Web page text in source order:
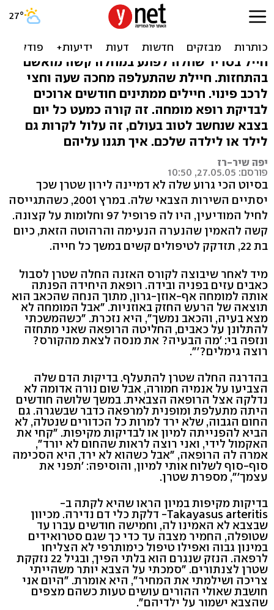
תחקיר: חיילים מתלוננים על
כאבים, צה"ל מתעלם
חייל בסדיר שחלה לפתע במחלה קשה מואשם
בהתחזות. חיילת שהתעלפה מחכה שעה וחצי
לרכב פינוי. חיילים ממתינים חודשים ארוכים
לבדיקת רופא מומחה. זה קורה כמעט כל יום
בצבא שנחשב לטוב בעולם, זה עלול לקרות גם
לילד או לילדה שלכם. איך תגנו עליהם
יפה שיר-רז
פורסם: 27.05.05, 10:50
בסיוט הכי גרוע שלה לא דמיינה לירון שטרן שכך
יסתיים השירות הצבאי שלה. במרץ 2001, כשהתגייסה
לחיל המודיעין, היו לה פרופיל 97 וחלומות על קצונה.
קשה להאמין שהנערה הנעימה והרהוטה הזאת, כיום
בת 22, תזדקק לטיפולים קשים במשך כל חייה.
מיד לאחר שיבוצה לקורס האזנה החלה שטרן לסבול
כאבים עזים בפניה ובידה. רופאת היחידה הפנתה
אותה למומחה אף-אוזן-גרון, מתוך הנחה שהכאב הוא
תוצאה של הרעש החזק באוזניות. "אבל המומחה לא
מצא בעיה, והכאב נמשך", היא נזכרת. "כשהמשכתי
להתלונן על כאבים, החליטה הרופאה שאני מתחזה
ונזפה בי: 'מה הבעיה? את מנסה לצאת מהקורס?
רוצה גימלים?'".
בהדרגה החלה שטרן להתעלף. בדיקות הדם שלה
הצביעו על אנמיה חמורה, אבל שום נורה אדומה לא
נדלקה אצל הרופאה הצבאית. במשך שלושה חודשים
היתה מתעלפת ומופנית למרפאה כדבר שבשגרה. גם
החום הגבוה, שלא ירד למרות כל הכדורים שנטלה, לא
הביא להפנייתה למיון או לבדיקות מקיפות. "קחי את
האקמול לידי, ואני רוצה לראות שהחום לא יורד",
אמרה לה הרופאה, "אבל כשהוא לא ירד, היא הסכימה
סוף-סוף לשלוח אותי למיון, והוסיפה: 'תפני את
עצמך'", מספרת שטרן.
בדיקות מקיפות במיון הראו שהיא לקתה ב-
Takayasus arteritis- דלקת כלי דם נדירה. מכיוון
שבצבא לא האמינו לה, וחמישה חודשים עברו עד
שטופלה, החמיר מצבה עד כדי כך שגם סטרואידים
במינון גבוה ואפילו טיפול כימותרפי לא הצליחו
לרפאה. הנזק שנגרם הוא בלתי הפיך, ובגיל 22 נזקקת
שטרן לצנתורים. "סמכתי על הצבא יותר משהייתי
צריכה ושילמתי את המחיר", היא אומרת. "היום אני
חושבת שאולי ההורים עושים טעות כשהם מצפים
שהצבא ישמור על ילדיהם".